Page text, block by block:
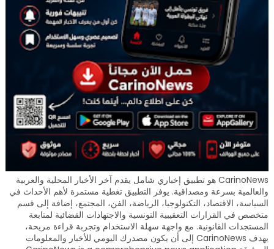
CarinoNews هو تطبيق إخباري شامل يقدم آخر الأخبار المحلية والعربية
والعالمية بسرعة ومصداقية. يوفر التطبيق تغطية مستمرة لأهم الأحداث في
السياسة، الاقتصاد، التكنولوجيا، الرياضة، الفن، المجتمع، إضافة إلى قسم
متخصص في القرارات التعقيبية التونسية والاجتهادات القضائية لمتابعة
المستجدات القانونية. مع واجهة سهلة الاستخدام وتجربة قراءة مريحة،
يهدف CarinoNews إلى أن يكون مصدرك اليومي للأخبار والمعلومات